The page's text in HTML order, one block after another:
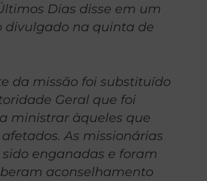
Dias disse em um
divulgado na quinta de
da missão foi substituído
Geral que foi
ministrar àqueles que
As missionárias
enganadas e foram
aconselhamento